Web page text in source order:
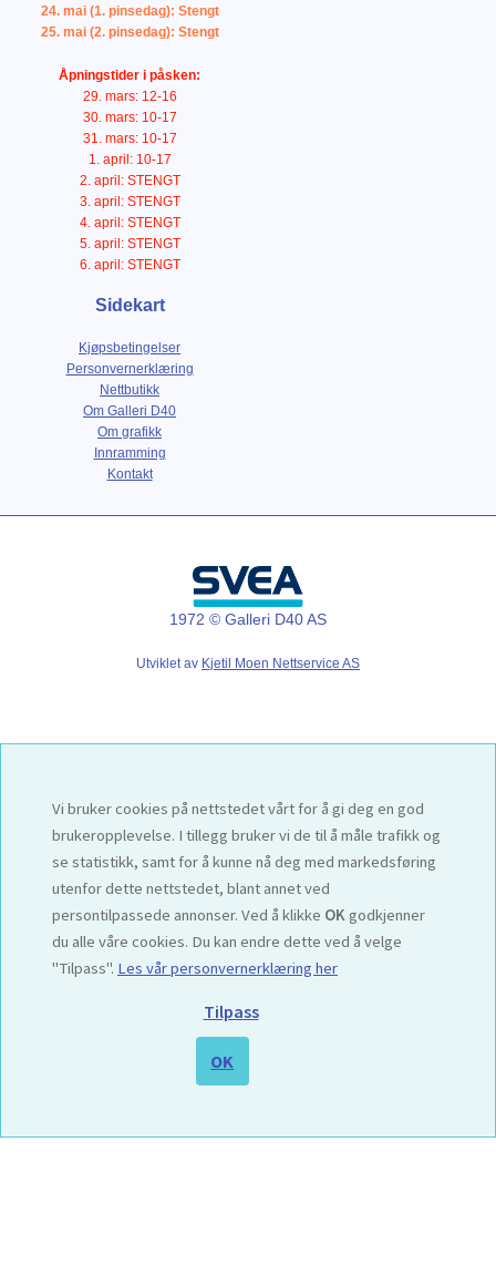
24. mai (1. pinsedag): Stengt
25. mai (2. pinsedag): Stengt
Åpningstider i påsken:
29. mars: 12-16
30. mars: 10-17
31. mars: 10-17
1. april: 10-17
2. april: STENGT
3. april: STENGT
4. april: STENGT
5. april: STENGT
6. april: STENGT
Sidekart
Kjøpsbetingelser
Personvernerklæring
Nettbutikk
Om Galleri D40
Om grafikk
Innramming
Kontakt
1972 © Galleri D40 AS
Utviklet av Kjetil Moen Nettservice AS
Vi bruker cookies på nettstedet vårt for å gi deg en god
brukeropplevelse. I tillegg bruker vi de til å måle trafikk og
se statistikk, samt for å kunne nå deg med markedsføring
utenfor dette nettstedet, blant annet ved
persontilpassede annonser. Ved å klikke OKgodkjenner
du alle våre cookies. Du kan endre dette ved å velge
"Tilpass". Les vår personvernerklæring her
Tilpass
OK